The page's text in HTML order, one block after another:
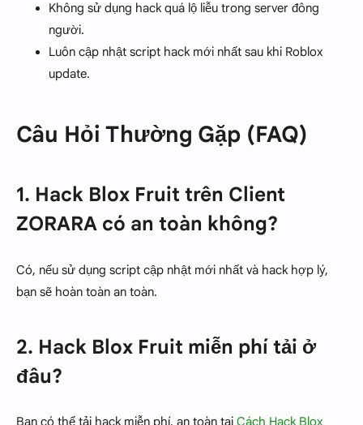
Không sử dụng hack quá lộ liễu trong server đông
người.
Luôn cập nhật script hack mới nhất sau khi Roblox
update.
Câu Hỏi Thường Gặp (FAQ)
1. Hack Blox Fruit trên Client
ZORARA có an toàn không?
Có, nếu sử dụng script cập nhật mới nhất và hack hợp lý,
bạn sẽ hoàn toàn an toàn.
2. Hack Blox Fruit miễn phí tải ở
đâu?
Bạn có thể tải hack miễn phí, an toàn tại Cách Hack Blox